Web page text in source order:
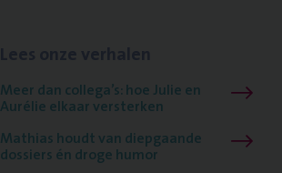
Meer dan collega’s: hoe Julie en
Aurélie elkaar versterken
Mathias houdt van diepgaande
dossiers én droge humor